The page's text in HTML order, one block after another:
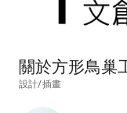
關於方形鳥巢
設計/插畫